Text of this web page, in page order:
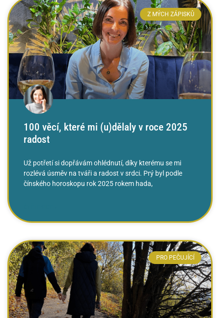
Z MÝCH ZÁPISKŮ
100 věcí, které mi (u)dělaly v roce 2025
radost
Už potřetí si dopřávám ohlédnutí, díky kterému se mi
rozlévá úsměv na tváři a radost v srdci. Prý byl podle
čínského horoskopu rok 2025 rokem hada,
PRO PEČUJÍCÍ